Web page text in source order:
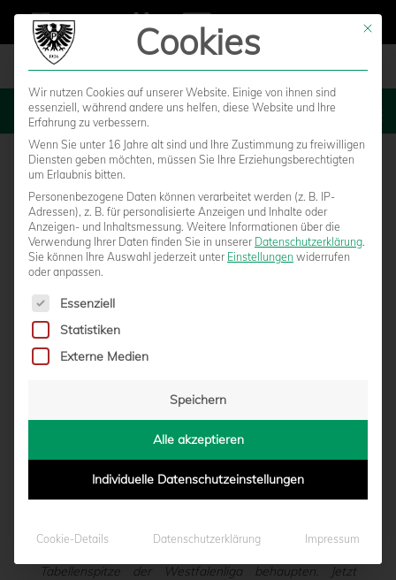
MENU
AUSWÄRTSSPIEL DER U23 ABGESAGT!
Das Auswärtsspiel der U23 in Emsdetten wurde
kurzfristig abgesagt. Der Platz ist nicht bespielbar!
Münster im Spitzenspiel gegen den SuS Neuenkirchen
einen echten Big-Point landen und sich damit an der
Tabellenspitze der Westfalenliga behaupten. Jetzt
Mit
Cookies
Wir nutzen Cookies auf unserer Website. Einige von ihnen sind
essenziell, während andere uns helfen, diese Website und Ihre
Erfahrung zu verbessern.
Wenn Sie unter 16 Jahre alt sind und Ihre Zustimmung zu freiwilligen
Diensten geben möchten, müssen Sie Ihre Erziehungsberechtigten
um Erlaubnis bitten.
Personenbezogene Daten können verarbeitet werden (z. B. IP-
Adressen), z. B. für personalisierte Anzeigen und Inhalte oder
Anzeigen- und Inhaltsmessung. Weitere Informationen über die
Verwendung Ihrer Daten finden Sie in unserer Datenschutzerklärung.
Sie können Ihre Auswahl jederzeit unter Einstellungen widerrufen
oder anpassen.
Es folgt eine Liste der Service-Gruppen, für die eine
Essenziell
Statistiken
Externe Medien
Speichern
Alle akzeptieren
Individuelle Datenschutzeinstellungen
Cookie-Details Datenschutzerklärung Impressum